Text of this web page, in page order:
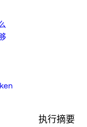
执行摘要